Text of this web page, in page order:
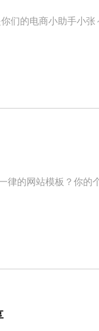
们的电商小助手小
的网站模板？你的